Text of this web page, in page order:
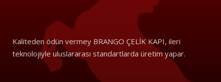
Kaliteden ödün vermey BRANGO ÇELİK KAPI, ileri
teknolojiyle uluslararası standartlarda üretim yapar.